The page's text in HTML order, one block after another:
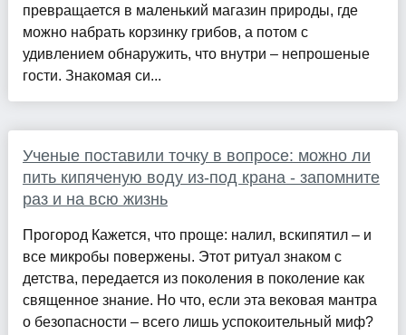
превращается в маленький магазин природы, где
можно набрать корзинку грибов, а потом с
удивлением обнаружить, что внутри – непрошеные
гости. Знакомая си...
Ученые поставили точку в вопросе: можно ли
пить кипяченую воду из-под крана - запомните
раз и на всю жизнь
Прогород Кажется, что проще: налил, вскипятил – и
все микробы повержены. Этот ритуал знаком с
детства, передается из поколения в поколение как
священное знание. Но что, если эта вековая мантра
о безопасности – всего лишь успокоительный миф?